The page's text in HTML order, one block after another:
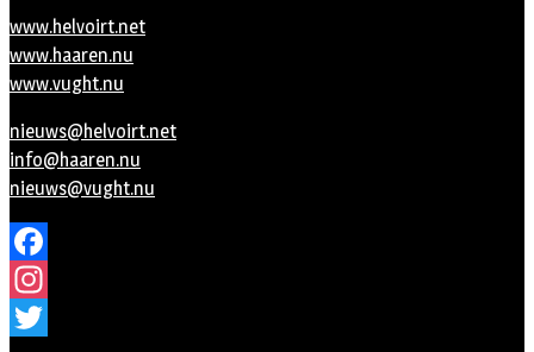
www.helvoirt.net
www.haaren.nu
www.vught.nu
nieuws@helvoirt.net
info@haaren.nu
nieuws@vught.nu
Facebook
Instagram